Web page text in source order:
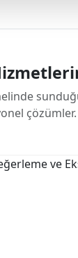
çözümler.